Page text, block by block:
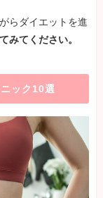
らダイエットを進
みてください。
ック10選